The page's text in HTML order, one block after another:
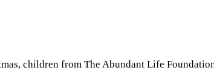
children from The Abundant Life